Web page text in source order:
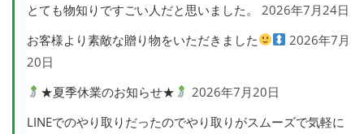
とても物知りですごい人だと思いました。
2026年7月24日
お客様より素敵な贈り物をいただきました
2026年7月
20日
★夏季休業のお知らせ★
2026年7月20日
LINEでのやり取りだったのでやり取りがスムーズで気軽に